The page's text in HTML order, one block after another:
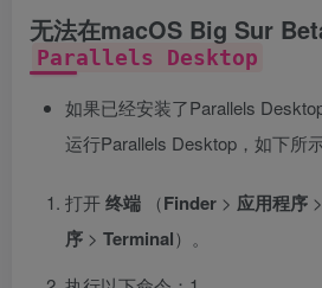
无法在macOS Big Sur
Parallels Desktop
如果已经安装了Parallels
运行Parallels Desktop，如下所
打开终端 （Finder > 应用程序 >
序 > Terminal）。